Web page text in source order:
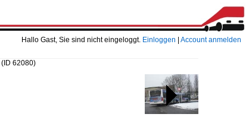
Hallo Gast, Sie sind nicht eingeloggt. Einloggen Account anmelden
(ID 62080)